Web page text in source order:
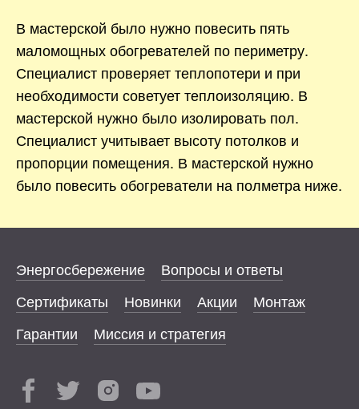
В мастерской было нужно повесить пять
маломощных обогревателей по периметру.
Специалист проверяет теплопотери и при
необходимости советует теплоизоляцию. В
мастерской нужно было изолировать пол.
Специалист учитывает высоту потолков и
пропорции помещения. В мастерской нужно
было повесить обогреватели на полметра ниже.
Энергосбережение
Вопросы и ответы
Сертификаты
Новинки Акции
Монтаж
Гарантии
Миссия и стратегия